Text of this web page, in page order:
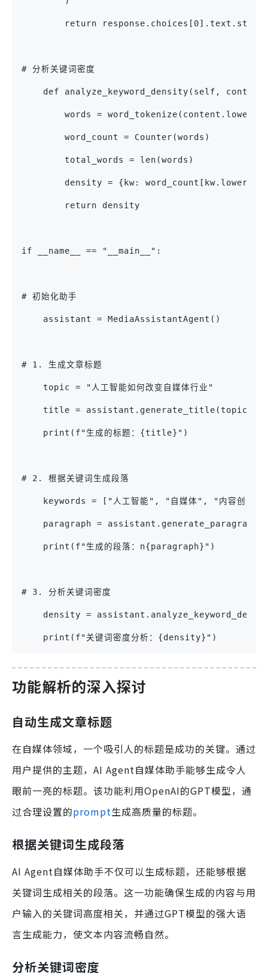
return
# 分析关键词密度
def analyze_keyword_density(self,
words =
        word_count = Counter(words)
        total_words = len(words)
density = {kw:
        return density
if __name__ == "__main__":
# 初始化助手
    assistant = MediaAssistantAgent()
# 1. 生成文章标题
    topic = "人工智能如何改变自媒体行业"
    title = assistant.generate_title(topic)
    print(f"生成的标题：{title}")
# 2. 根据关键词生成段落
    keywords = ["人工智能", "自媒体", "内容创作"]
paragraph =
    print(f"生成的段落：n{paragraph}")
# 3. 分析关键词密度
density =
    print(f"关键词密度分析：{density}")
功能解析的深入探讨
自动生成文章标题
在自媒体领域，一个吸引人的标题是成功的关键。通过
用户提供的主题，AI Agent自媒体助手能够生成令人
眼前一亮的标题。该功能利用OpenAI的GPT模型，通
过合理设置的prompt生成高质量的标题。
根据关键词生成段落
AI Agent自媒体助手不仅可以生成标题，还能够根据
关键词生成相关的段落。这一功能确保生成的内容与用
户输入的关键词高度相关，并通过GPT模型的强大语
言生成能力，使文本内容流畅自然。
分析关键词密度